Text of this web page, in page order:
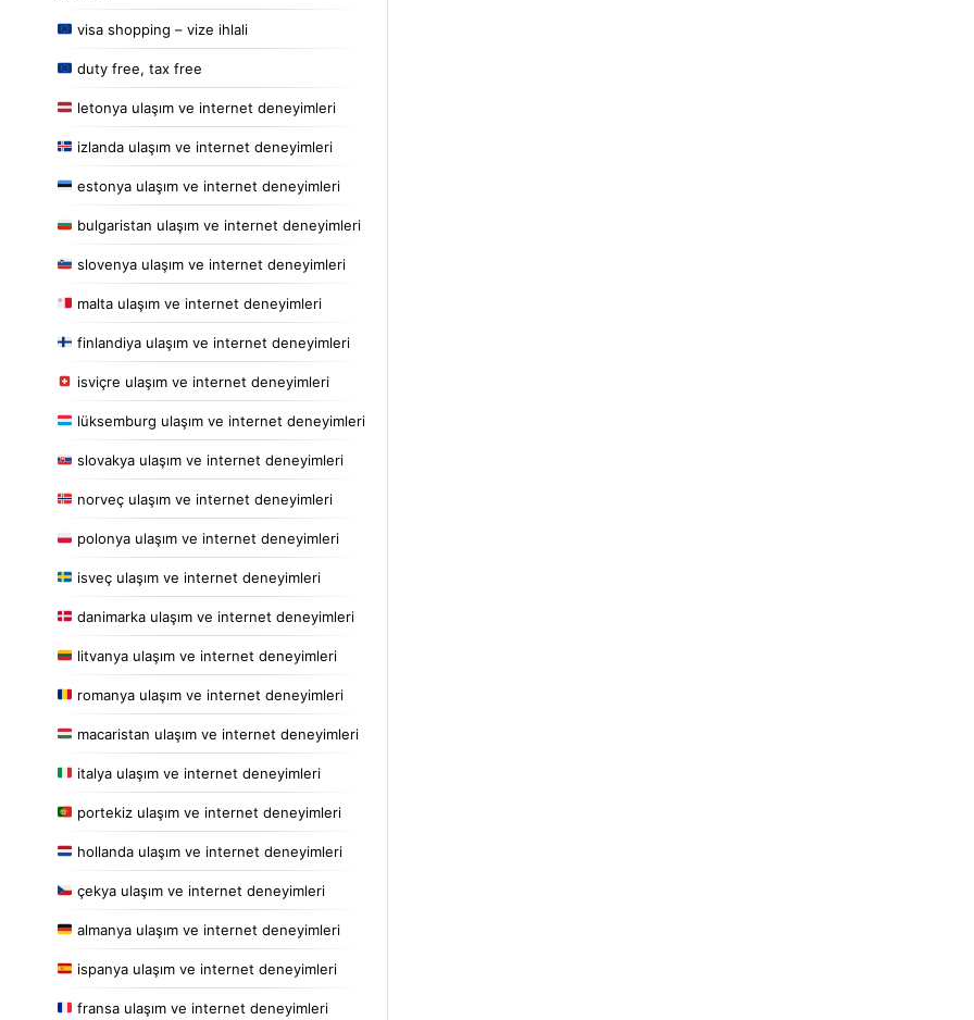
visa shopping – vize ihlali
duty free, tax free
letonya ulaşım ve internet deneyimleri
izlanda ulaşım ve internet deneyimleri
estonya ulaşım ve internet deneyimleri
bulgaristan ulaşım ve internet deneyimleri
slovenya ulaşım ve internet deneyimleri
malta ulaşım ve internet deneyimleri
finlandiya ulaşım ve internet deneyimleri
isviçre ulaşım ve internet deneyimleri
lüksemburg ulaşım ve internet deneyimleri
slovakya ulaşım ve internet deneyimleri
norveç ulaşım ve internet deneyimleri
polonya ulaşım ve internet deneyimleri
isveç ulaşım ve internet deneyimleri
danimarka ulaşım ve internet deneyimleri
litvanya ulaşım ve internet deneyimleri
romanya ulaşım ve internet deneyimleri
macaristan ulaşım ve internet deneyimleri
italya ulaşım ve internet deneyimleri
portekiz ulaşım ve internet deneyimleri
hollanda ulaşım ve internet deneyimleri
çekya ulaşım ve internet deneyimleri
almanya ulaşım ve internet deneyimleri
ispanya ulaşım ve internet deneyimleri
fransa ulaşım ve internet deneyimleri